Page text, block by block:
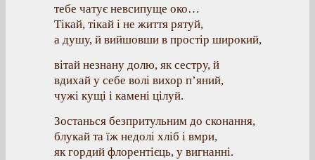
тебе чатує невсипуще око…
Тікай, тікай і не життя рятуй,
а душу, й вийшовши в простір широкий,
вітай незнану долю, як сестру, й
вдихай у себе волі вихор п’яний,
чужі кущі і камені цілуй.
Зостанься безпритульним до сконання,
блукай та їж недолі хліб і вмри,
як гордий флорентієць, у вигнанні.